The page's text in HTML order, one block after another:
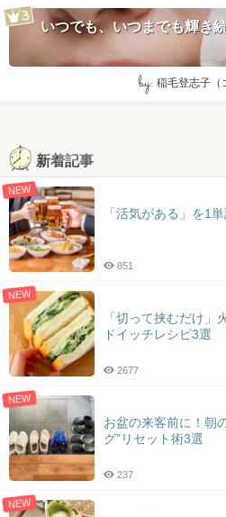
いつでも、いつまでも輝き
by: 稲毛登志子（
新着記事
NEW
「活気がある」を1
851
NEW
「切って挟むだけ」
ドイッチレシピ3選
2677
NEW
お盆の来客前に！朝
グ”リセット術3選
237
NEW